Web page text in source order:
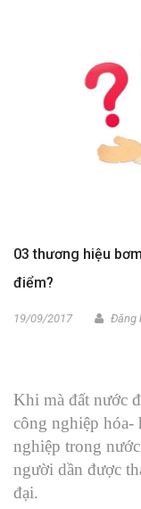
03 thương hiệu
điểm?
19/09/2017 Đăng
Khi mà đất nước
công nghiệp hóa-
nghiệp trong
người dần được
đại.